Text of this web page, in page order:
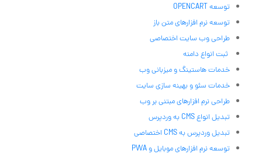
توسعه OPENCART
توسعه نرم افزارهای متن باز
طراحی وب سایت اختصاصی
ثبت انواع دامنه
خدمات هاستینگ و میزبانی وب
خدمات سئو و بهینه سازی سایت
طراحی نرم افزارهای مبتنی بر وب
تبدیل انواع CMS به وردپرس
تبدیل وردپرس به CMS اختصاصی
توسعه نرم افزارهای موبایل و PWA